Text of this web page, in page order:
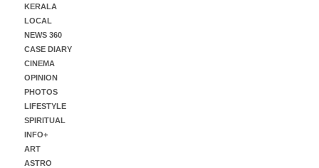
KERALA
LOCAL
NEWS 360
CASE DIARY
CINEMA
OPINION
PHOTOS
LIFESTYLE
SPIRITUAL
INFO+
ART
ASTRO